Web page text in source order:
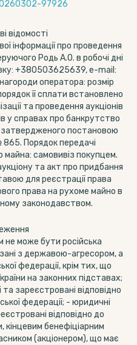
97926
відомості
інформації про проведення
Родь А.О. в робочі дні
+380503625639, e-mail:
оператора: розмір
її сплати встановлено
та проведення аукціонів
у справах про банкрутство
постановою
Порядок передачі
самовивіз покупцем.
та акт про придбання
для реєстрації права
права на рухоме майно в
законодавством.
не може бути російська
з державою-агресором, а
федерації, крім тих, що
на законних підставах;
зареєстровані відповідно
федерації; - юридичні
відповідно до
кінцевим бенефіціарним
(акціонером), що має